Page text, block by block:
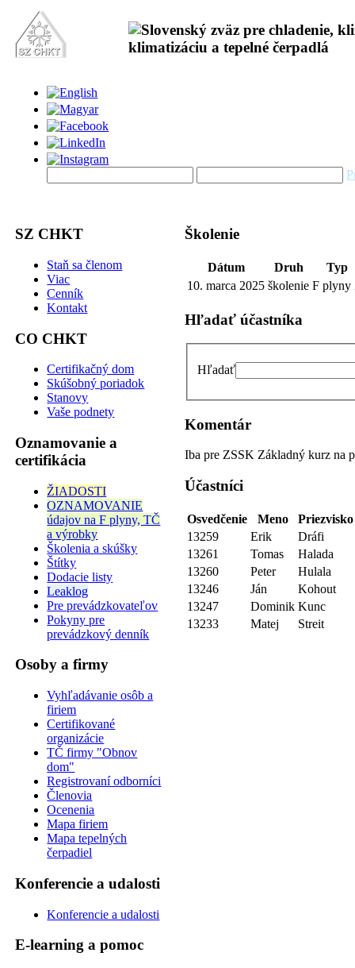
SZ CHKT
Staň sa členom
Viac
Cenník
Kontakt
CO CHKT
Certifikačný dom
Skúšobný poriadok
Stanovy
Vaše podnety
Oznamovanie a
certifikácia
ŽIADOSTI
OZNAMOVANIE
údajov na F plyny, TČ
a výrobky
Školenia a skúšky
Štítky
Dodacie listy
Leaklog
Pre prevádzkovateľov
Pokyny pre
prevádzkový denník
Osoby a firmy
Vyhľadávanie osôb a
firiem
Certifikované
organizácie
TČ firmy "Obnov
dom"
Registrovaní odborníci
Členovia
Ocenenia
Mapa firiem
Mapa tepelných
čerpadiel
Konferencie a udalosti
Konferencie a udalosti
E-learning a pomoc
Školenie
Dátum Druh
Typ
10. marca 2025 školenie F plyny
Hľadať účastníka
Hľadať
Komentár
Iba pre ZSSK Základný kurz na
Účastníci
Osvedčenie Meno
Priezvisko
13259
Erik
Dráfi
13261
Tomas
Halada
13260
Peter
Hulala
13246
Ján
Kohout
13247
Dominik Kunc
13233
Matej Streit